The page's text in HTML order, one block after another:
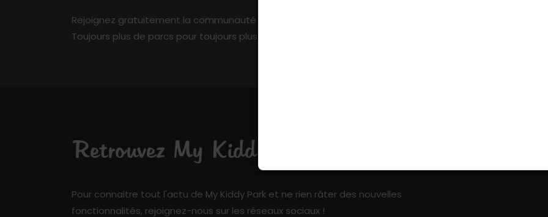
Rejoignez gratuitement la communauté de My Kiddy Park et ajoutez votre pierre à l’édifice !
Toujours plus de parcs pour toujours plus de fun !
Retrouvez My Kiddy Park sur les réseaux sociaux !
Pour connaitre tout l'actu de My Kiddy Park et ne rien râter des nouvelles
fonctionnalités, rejoignez-nous sur les réseaux sociaux !